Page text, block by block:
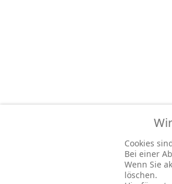
Cookies
Bei einer
Wenn Sie
löschen.